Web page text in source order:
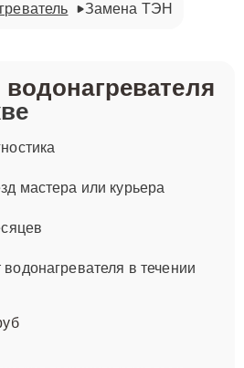
Замена ТЭН
водонагревателя
мастера или курьера
в течении